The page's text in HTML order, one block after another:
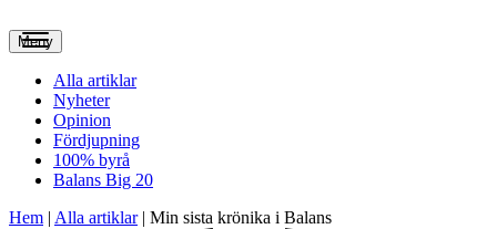
Meny
Alla artiklar
Nyheter
Opinion
Fördjupning
100% byrå
Balans Big 20
Hem | Alla artiklar| Min sista krönika i Balans